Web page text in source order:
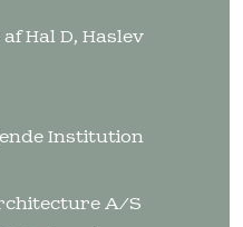
Hal D, Haslev
Institution
A/S